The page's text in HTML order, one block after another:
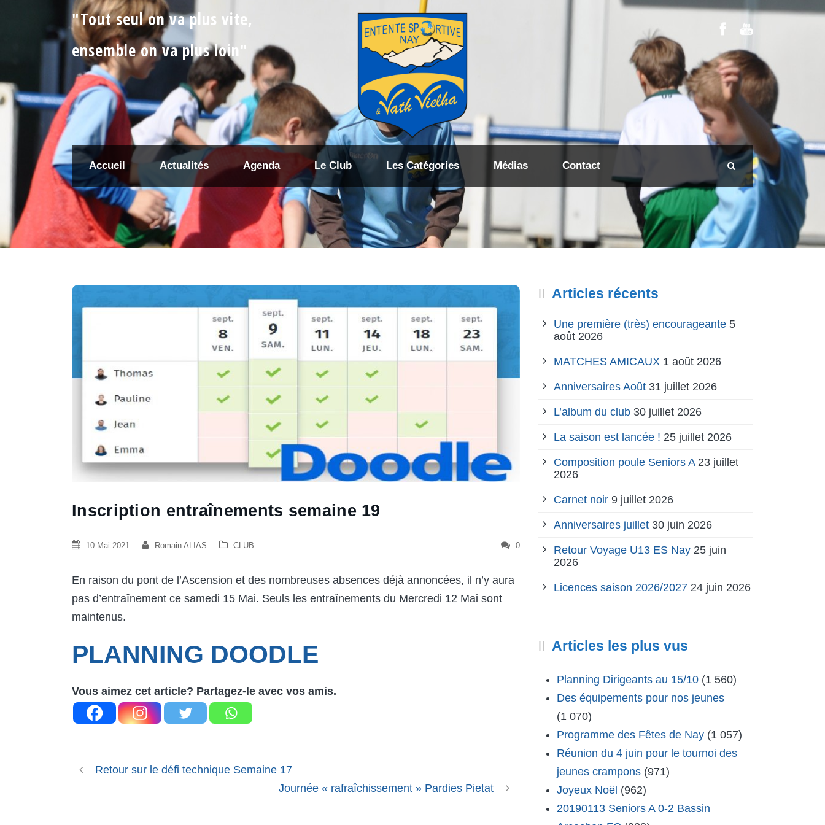
"Tout seul on va plus vite,
ensemble on va plus loin"
Accueil Actualités Agenda Le Club Les Catégories Médias Contact
Inscription entraînements semaine 19
10 Mai 2021 Romain ALIAS CLUB 0
En raison du pont de l’Ascension et des nombreuses absences déjà annoncées, il n’y aura
pas d’entraînement ce samedi 15 Mai. Seuls les entraînements du Mercredi 12 Mai sont
maintenus.
PLANNING DOODLE
Vous aimez cet article? Partagez-le avec vos amis.
Retour sur le défi technique Semaine 17
Journée « rafraîchissement » Pardies Pietat
Articles récents
Une première (très) encourageante 5
août 2026
MATCHES AMICAUX 1 août 2026
Anniversaires Août 31 juillet 2026
L’album du club 30 juillet 2026
La saison est lancée ! 25 juillet 2026
Composition poule Seniors A 23 juillet
2026
Carnet noir 9 juillet 2026
Anniversaires juillet 30 juin 2026
Retour Voyage U13 ES Nay 25 juin
2026
Licences saison 2026/2027 24 juin 2026
Articles les plus vus
Planning Dirigeants au 15/10 (1 560)
Des équipements pour nos jeunes
(1 070)
Programme des Fêtes de Nay (1 057)
Réunion du 4 juin pour le tournoi des
jeunes crampons (971)
Joyeux Noël (962)
20190113 Seniors A 0-2 Bassin